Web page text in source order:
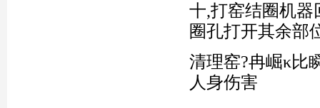
十,打窑结圈机
圈孔打开其余部
清理窑?冉崛κ比
人身伤害